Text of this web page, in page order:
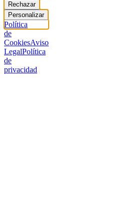
Rechazar
Personalizar
Política
de
CookiesAviso
LegalPolítica
de
privacidad